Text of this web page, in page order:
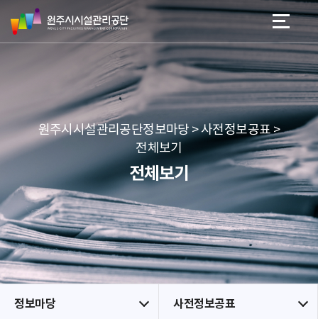
네
본문 바로가기
메뉴 바로가기
원
주
시
리
공
단
원주시시설관리공단정보마당 > 사전정보공표 >
전체보기
전체보기
정보마당 사전정보공표